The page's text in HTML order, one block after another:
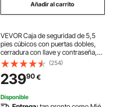
Añadir al carrito
VEVOR Caja de seguridad de 5,5
pies cúbicos con puertas dobles,
cerradura con llave y contraseña,
caja de seguridad con bolsa
ignífuga, estante para llaves, luz
LED, 2 divisores extraíbles y
ajustables en altura y 1 gabinete
para dinero, documentos, joyas y
objetos de valor, color negro
(254)
23990€
Disponible